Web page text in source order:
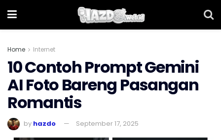
Home Internet
10 Contoh Prompt Gemini
AI Foto Bareng Pasangan
Romantis
by hazdo September 17, 2025